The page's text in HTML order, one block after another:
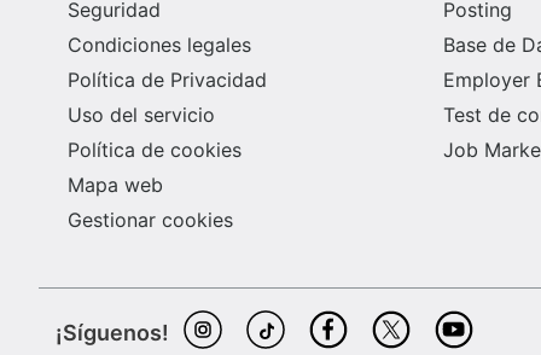
Seguridad
Condiciones legales
Política de Privacidad
Uso del servicio
Política de cookies
Mapa web
Gestionar cookies
Posting
Base de
Employer
Test de
Job
¡Síguenos!